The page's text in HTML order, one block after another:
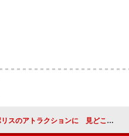
ションに 見どころは「ここでしか聞けない新曲」と山田